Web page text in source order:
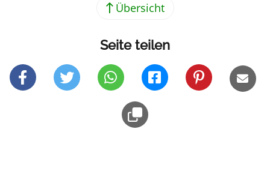
Übersicht
Seite teilen